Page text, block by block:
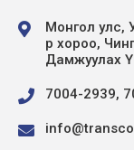
Монгол улс,
р хороо,
Дамжуулах
7004-2939,